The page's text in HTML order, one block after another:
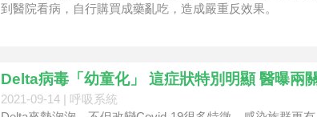
到醫院看病，自行購買成藥亂吃，造成嚴重反效果。
Delta病毒「幼童化」 這症狀特別明顯 醫曝兩
2021-09-14 | 呼吸系統